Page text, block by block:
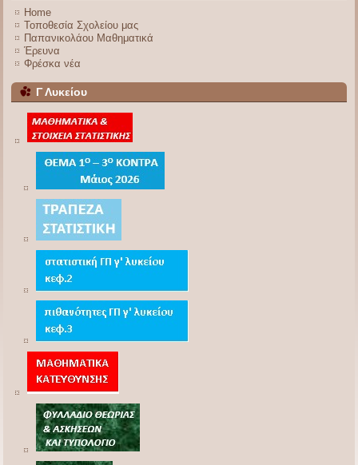
Home
Τοποθεσία Σχολείου μας
Παπανικολάου Μαθηματικά
Έρευνα
Φρέσκα νέα
Γ Λυκείου